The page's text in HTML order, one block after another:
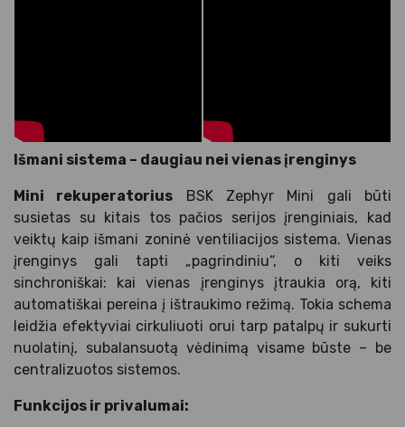
Išmani sistema – daugiau nei vienas įrenginys
Mini rekuperatorius BSK Zephyr Mini gali būti
susietas su kitais tos pačios serijos įrenginiais, kad
veiktų kaip išmani zoninė ventiliacijos sistema. Vienas
įrenginys gali tapti „pagrindiniu“, o kiti veiks
sinchroniškai: kai vienas įrenginys įtraukia orą, kiti
automatiškai pereina į ištraukimo režimą. Tokia schema
leidžia efektyviai cirkuliuoti orui tarp patalpų ir sukurti
nuolatinį, subalansuotą vėdinimą visame būste – be
centralizuotos sistemos.
Funkcijos ir privalumai: